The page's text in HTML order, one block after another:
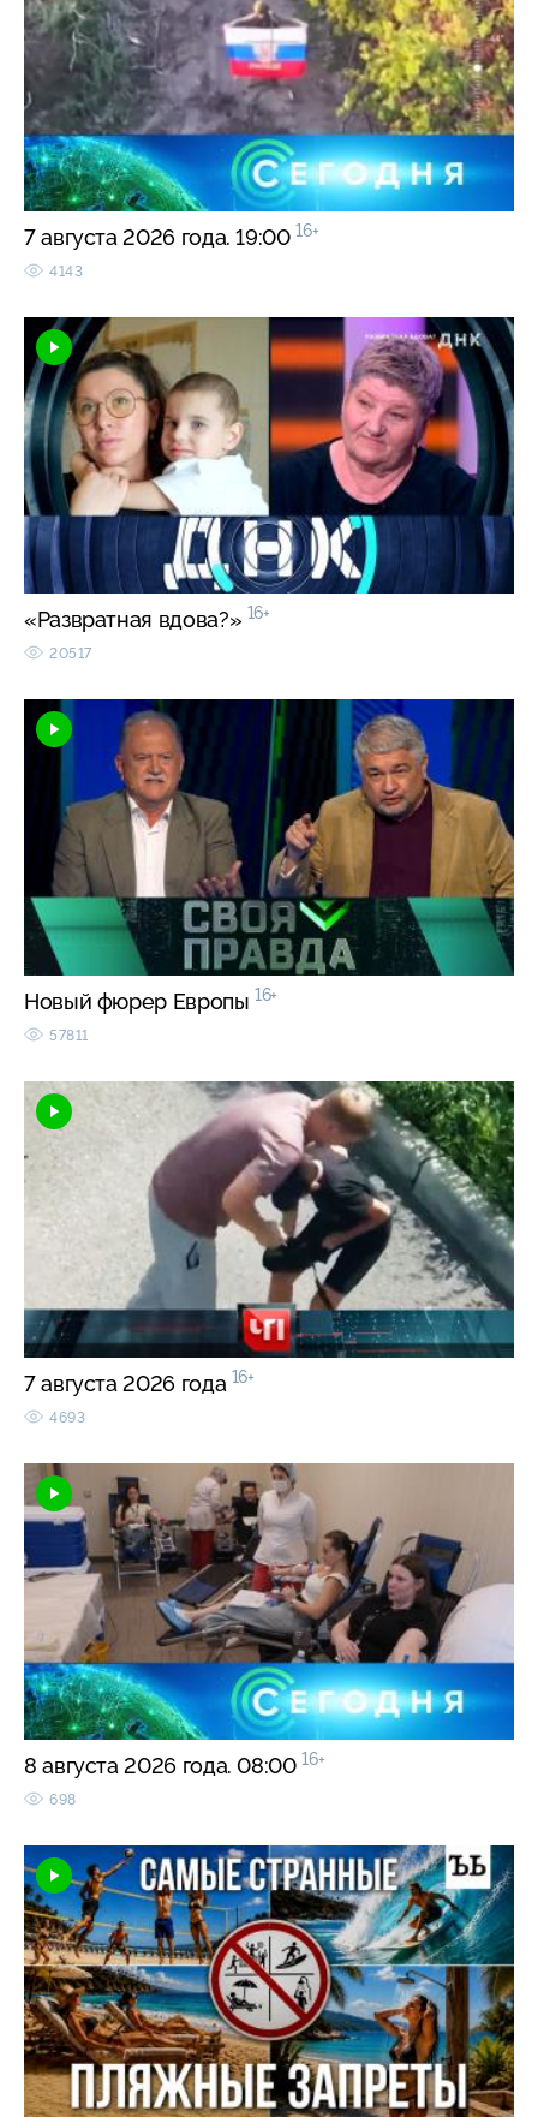
7 августа 2026 года. 19:00 16+
4143
«Развратная вдова?» 16+
20517
Новый фюрер Европы 16+
57811
7 августа 2026 года 16+
4693
8 августа 2026 года. 08:00 16+
698